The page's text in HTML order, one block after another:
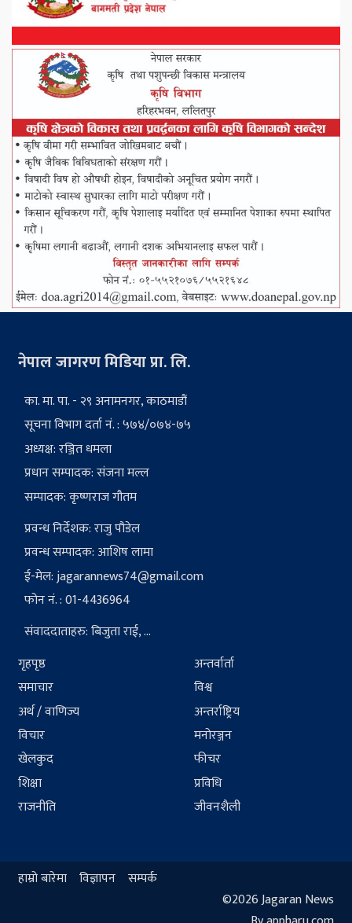
नेपाल जागरण मिडिया प्रा. लि.
का. मा. पा. - २९ अनामनगर, काठमाडौं
सूचना विभाग दर्ता नं. : ५७४/०७४-७५
अध्यक्ष: रञ्जित धमला
प्रधान सम्पादक: संजना मल्ल
सम्पादक: कृष्णराज गौतम
प्रवन्ध निर्देशक: राजु पौडेल
प्रवन्ध सम्पादक: आशिष लामा
ई-मेल:jagarannews74@gmail.com
फोन नं. : 01-4436964
संवाददाताहरु: बिजुता राई, ...
गृहपृष्ठ
समाचार
अर्थ / वाणिज्य
विचार
खेलकुद
शिक्षा
राजनीति
अन्तर्वार्ता
विश्व
अन्तर्राष्ट्रिय
मनोरञ्जन
फीचर
प्रविधि
जीवनशैली
हाम्रो बारेमा विज्ञापन सम्पर्क
©2026 Jagaran News